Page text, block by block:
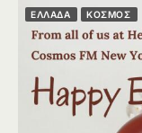
ΕΛΛΑΔΑ ΚΟΣΜΟΣ